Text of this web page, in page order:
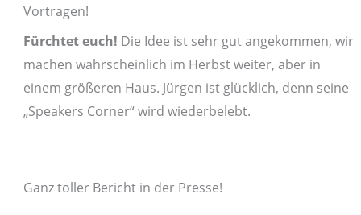
Vortragen!
Fürchtet euch! Die Idee ist sehr gut angekommen, wir
machen wahrscheinlich im Herbst weiter, aber in
einem größeren Haus. Jürgen ist glücklich, denn seine
„Speakers Corner“ wird wiederbelebt.
Ganz toller Bericht in der Presse!